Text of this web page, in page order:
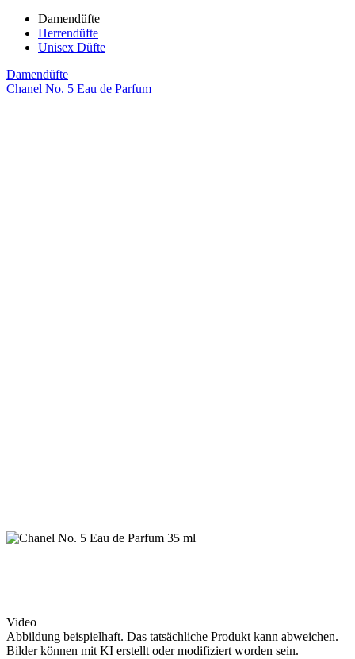
Damendüfte
Herrendüfte
Unisex Düfte
Damendüfte
Chanel No. 5 Eau de Parfum
Video
Abbildung beispielhaft. Das tatsächliche Produkt kann abweichen.
Bilder können mit KI erstellt oder modifiziert worden sein.